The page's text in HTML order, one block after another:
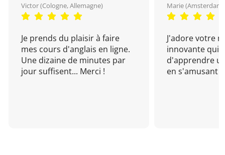
Victor (Cologne, Allemagne)
Je prends du plaisir à faire
mes cours d'anglais en ligne.
Une dizaine de minutes par
jour suffisent... Merci !
Marie (Amsterdam,
J'adore votre
innovante qui
d'apprendre
en s'amusant !